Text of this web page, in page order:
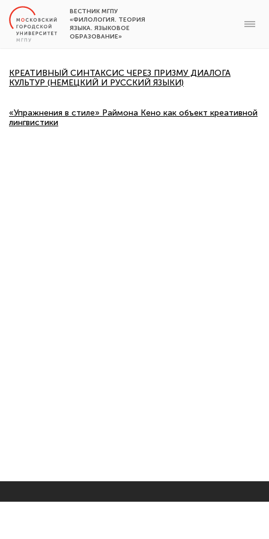
ВЕСТНИК МГПУ
«ФИЛОЛОГИЯ. ТЕОРИЯ
ЯЗЫКА. ЯЗЫКОВОЕ
ОБРАЗОВАНИЕ»
КРЕАТИВНЫЙ СИНТАКСИС ЧЕРЕЗ ПРИЗМУ ДИАЛОГА
КУЛЬТУР (НЕМЕЦКИЙ И РУССКИЙ ЯЗЫКИ)
«Упражнения в стиле» Раймона Кено как объект креативной
лингвистики